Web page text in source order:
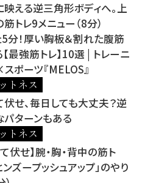
える逆三角形ボディへ。上
トレ9メニュー（8分）
5分！厚い胸板＆割れた腹筋
最強筋トレ】10選 | トレーニ
ポーツ『MELOS』
トネス
せ、毎日しても大丈夫？逆
パターンもある
トネス
伏せ】腕・胸・背中の筋ト
ンズープッシュアップ」のやり